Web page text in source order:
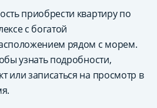
приобрести квартиру по
с богатой
рядом с морем.
узнать подробности,
или записаться на просмотр в